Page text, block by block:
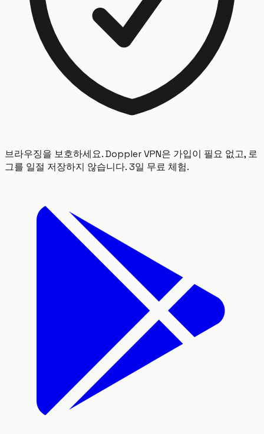
브라우징을 보호하세요. Doppler VPN은 가입이 필요 없고, 로
그를 일절 저장하지 않습니다. 3일 무료 체험.